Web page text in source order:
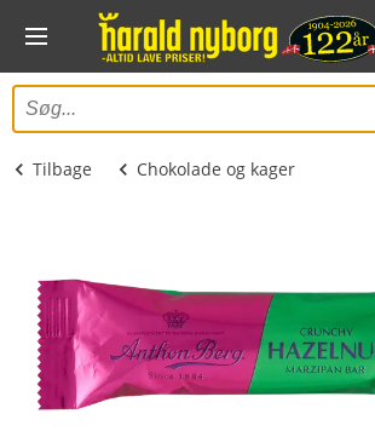
Tilbage Chokolade og kager